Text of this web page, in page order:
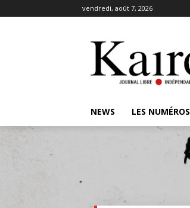
vendredi, août 7, 2026
NEWS LES NUMÉROS